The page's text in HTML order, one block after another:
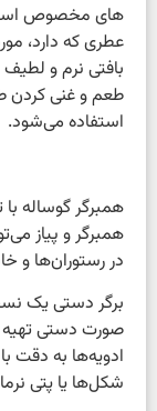
های مخصوص
عطری که دارد،
بافتی نرم و
طعم و غنی کردن
استفاده می‌شود.
همبرگر گوساله
همبرگر و پیاز
در رستوران‌ها و
برگر دستی یک
صورت دستی تهیه
ادویه‌ها به
شکل‌ها یا پتی